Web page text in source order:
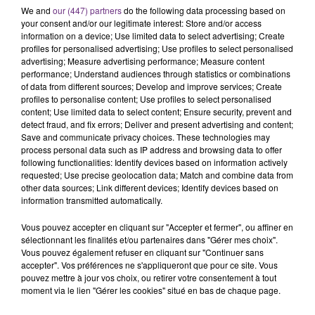
LA CENTRALE NUCLÉAIRE DE CHOOZ
TOUJOURS À L'ARRÊT
Cela fait déjà une semaine que la centrale
nucléaire ardennaise est à l'arrêt. Une situation
justifiée par la sécheresse intense qui est toujours
présente.
LE MAGASIN JOUÉCLUB DE REIMS FERME
We and our (447) partnersdo the following data processing based on
your consent and/or our legitimate interest: Store and/or access
information on a device; Use limited data to select advertising; Create
profiles for personalised advertising; Use profiles to select personalised
advertising; Measure advertising performance; Measure content
performance; Understand audiences through statistics or combinations
of data from different sources; Develop and improve services; Create
profiles to personalise content; Use profiles to select personalised
content; Use limited data to select content; Ensure security, prevent and
detect fraud, and fix errors; Deliver and present advertising and content;
Save and communicate privacy choices. These technologies may
process personal data such as IP address and browsing data to offer
following functionalities: Identify devices based on information actively
requested; Use precise geolocation data; Match and combine data from
other data sources; Link different devices; Identify devices based on
information transmitted automatically.
Vous pouvez accepter en cliquant sur "Accepter et fermer", ou affiner en
sélectionnant les finalités et/ou partenaires dans "Gérer mes choix".
Vous pouvez également refuser en cliquant sur "Continuer sans
accepter". Vos préférences ne s'appliqueront que pour ce site. Vous
pouvez mettre à jour vos choix, ou retirer votre consentement à tout
moment via le lien "Gérer les cookies" situé en bas de chaque page.